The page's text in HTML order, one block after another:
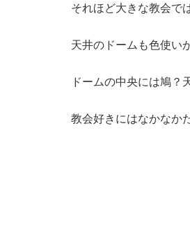
それほど大きな教会で
天井のドームも色使い
ドームの中央には鳩？
教会好きにはなかなか